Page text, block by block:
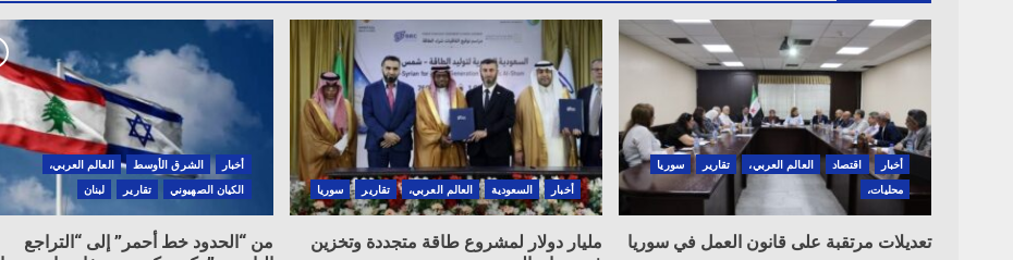
أخبار الشرق الأوسط
العالم العربي،
الكيان الصهيوني
تقارير لبنان
من “الحدود خط أحمر” إلى “التراجع
أخبار السعودية العالم العربي، تقارير سوريا
مليار دولار لمشروع طاقة متجددة وتخزين
أخبار اقتصاد العالم العربي، تقارير
سوريا
محليات،
تعديلات مرتقبة على قانون العمل في سوريا